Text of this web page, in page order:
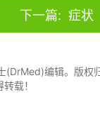
下一篇: 症状
(DrMed)编辑。版权
载！